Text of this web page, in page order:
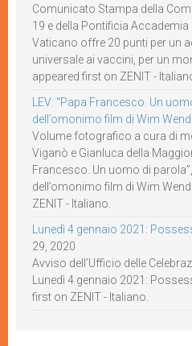
Comunicato Stampa della
19 e della Pontificia Accademia
Vaticano offre 20 punti per un
universale ai vaccini, per un
appeared first on ZENIT -
LEV: “Papa Francesco. Un
dell’omonimo film di Wim
Volume fotografico a cura di
Viganò e Gianluca della
Francesco. Un uomo di
dell’omonimo film di Wim
ZENIT - Italiano.
Lunedì 4 gennaio 2021:
29, 2020
Avviso dell’Ufficio delle
Lunedì 4 gennaio 2021:
first on ZENIT - Italiano.